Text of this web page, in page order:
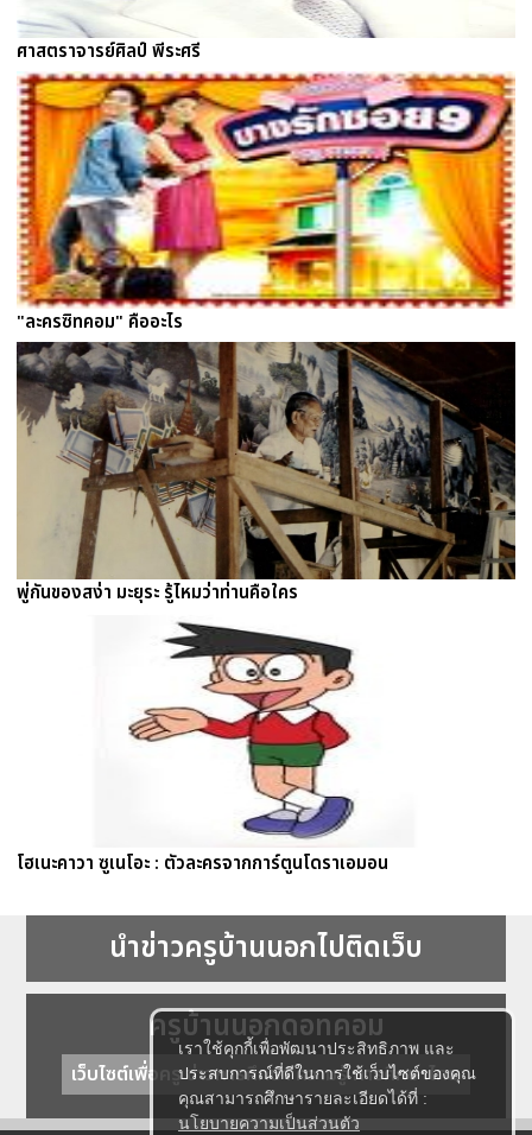
เราใช้คุกกี้เพื่อพัฒนาประสิทธิภาพ และ
ประสบการณ์ที่ดีในการใช้เว็บไซต์ของคุณ
คุณสามารถศึกษารายละเอียดได้ที่ :
นโยบายความเป็นส่วนตัว
ศาสตราจารย์ศิลป์ พีระศรี
"ละครซิทคอม" คืออะไร
พู่กันของสง่า มะยุระ รู้ไหมว่าท่านคือใคร
โฮเนะคาวา ซูเนโอะ : ตัวละครจากการ์ตูนโดราเอมอน
นำข่าวครูบ้านนอกไปติดเว็บ
ครูบ้านนอกดอทคอม
เว็บไซต์เพื่อครู ข่าวการศึกษา ความรู้ การศึกษาไทย